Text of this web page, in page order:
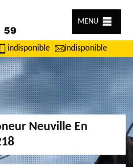
MENU
indisponible indisponible
Neuville En